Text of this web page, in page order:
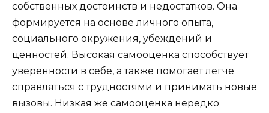
собственных достоинств и недостатков. Она
формируется на основе личного опыта,
социального окружения, убеждений и
ценностей. Высокая самооценка способствует
уверенности в себе, а также помогает легче
справляться с трудностями и принимать новые
вызовы. Низкая же самооценка нередко